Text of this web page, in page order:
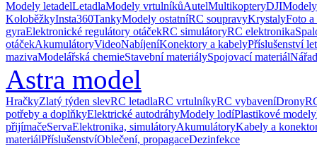
Modely letadelLetadlaModely vrtulníkůAutelMultikopteryDJI
KoloběžkyInsta360TankyModely ostatníRC soupravyKrystalyFoto
gyraElektronické regulátory otáčekRC simulátoryRC elektronika
otáčekAkumulátoryVideoNabíjeníKonektory a kabelyPříslušenství
mazivaModelářská chemieStavební materiálySpojovací materiál
Astra model
HračkyZlatý týden slevRC letadlaRC vrtulníkyRC vybaveníDrony
potřeby a doplňkyElektrické autodráhyModely lodíPlastikové modely
přijímačeServaElektronika, simulátoryAkumulátoryKabely a
materiálPříslušenstvíOblečení, propagaceDezinfekce